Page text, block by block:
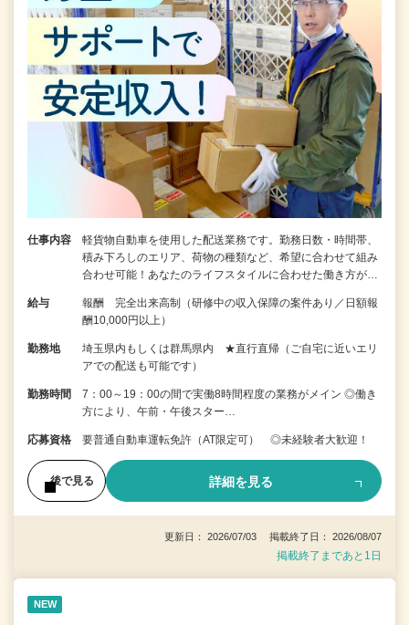
仕事内容
軽貨物自動車を使用した配送業務です。勤務日数・時間帯、
積み下ろしのエリア、荷物の種類など、希望に合わせて組み
合わせ可能！あなたのライフスタイルに合わせた働き方が…
給与
報酬 完全出来高制（研修中の収入保障の案件あり／日額報
酬10,000円以上）
勤務地
埼玉県内もしくは群馬県内 ★直行直帰（ご自宅に近いエリ
アでの配送も可能です）
勤務時間
7：00～19：00の間で実働8時間程度の業務がメイン ◎働き
方により、午前・午後スター…
応募資格 要普通自動車運転免許（AT限定可） ◎未経験者大歓迎！
後で見る 詳細を見る
更新日： 2026/07/03 掲載終了日： 2026/08/07
掲載終了まであと1日
NEW